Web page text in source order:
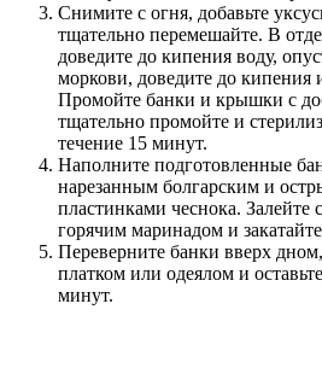
Снимите с огня, добавьте
тщательно перемешайте. В
доведите до кипения воду,
моркови, доведите до кипения
Промойте банки и крышки с
тщательно промойте и
течение 15 минут.
Наполните подготовленные
нарезанным болгарским и
пластинками чеснока. Залейте
горячим маринадом и
Переверните банки вверх
платком или одеялом и
минут.